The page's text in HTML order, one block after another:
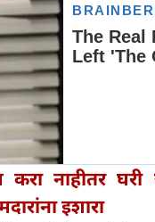
नाहीतर घरी
इशारा